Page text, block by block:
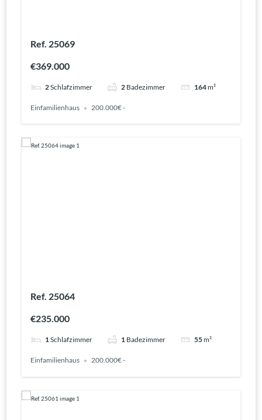
Ref. 25069
€369.000
2Schlafzimmer 2 Badezimmer 164m²
Einfamilienhaus 200.000€ -
Ref. 25064
€235.000
1Schlafzimmer 1 Badezimmer 55m²
Einfamilienhaus 200.000€ -